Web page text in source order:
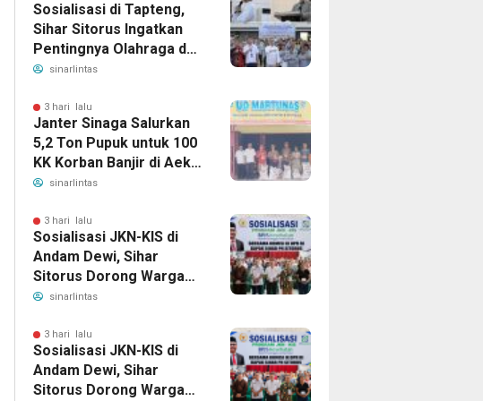
Sosialisasi di Tapteng,
Sihar Sitorus Ingatkan
Pentingnya Olahraga dan
Deteksi Dini Penyakit
sinarlintas
3 hari lalu
Janter Sinaga Salurkan
5,2 Ton Pupuk untuk 100
KK Korban Banjir di Aek
Horsik
sinarlintas
3 hari lalu
Sosialisasi JKN-KIS di
Andam Dewi, Sihar
Sitorus Dorong Warga
Segera Daftar BPJS
sinarlintas
3 hari lalu
Sosialisasi JKN-KIS di
Andam Dewi, Sihar
Sitorus Dorong Warga